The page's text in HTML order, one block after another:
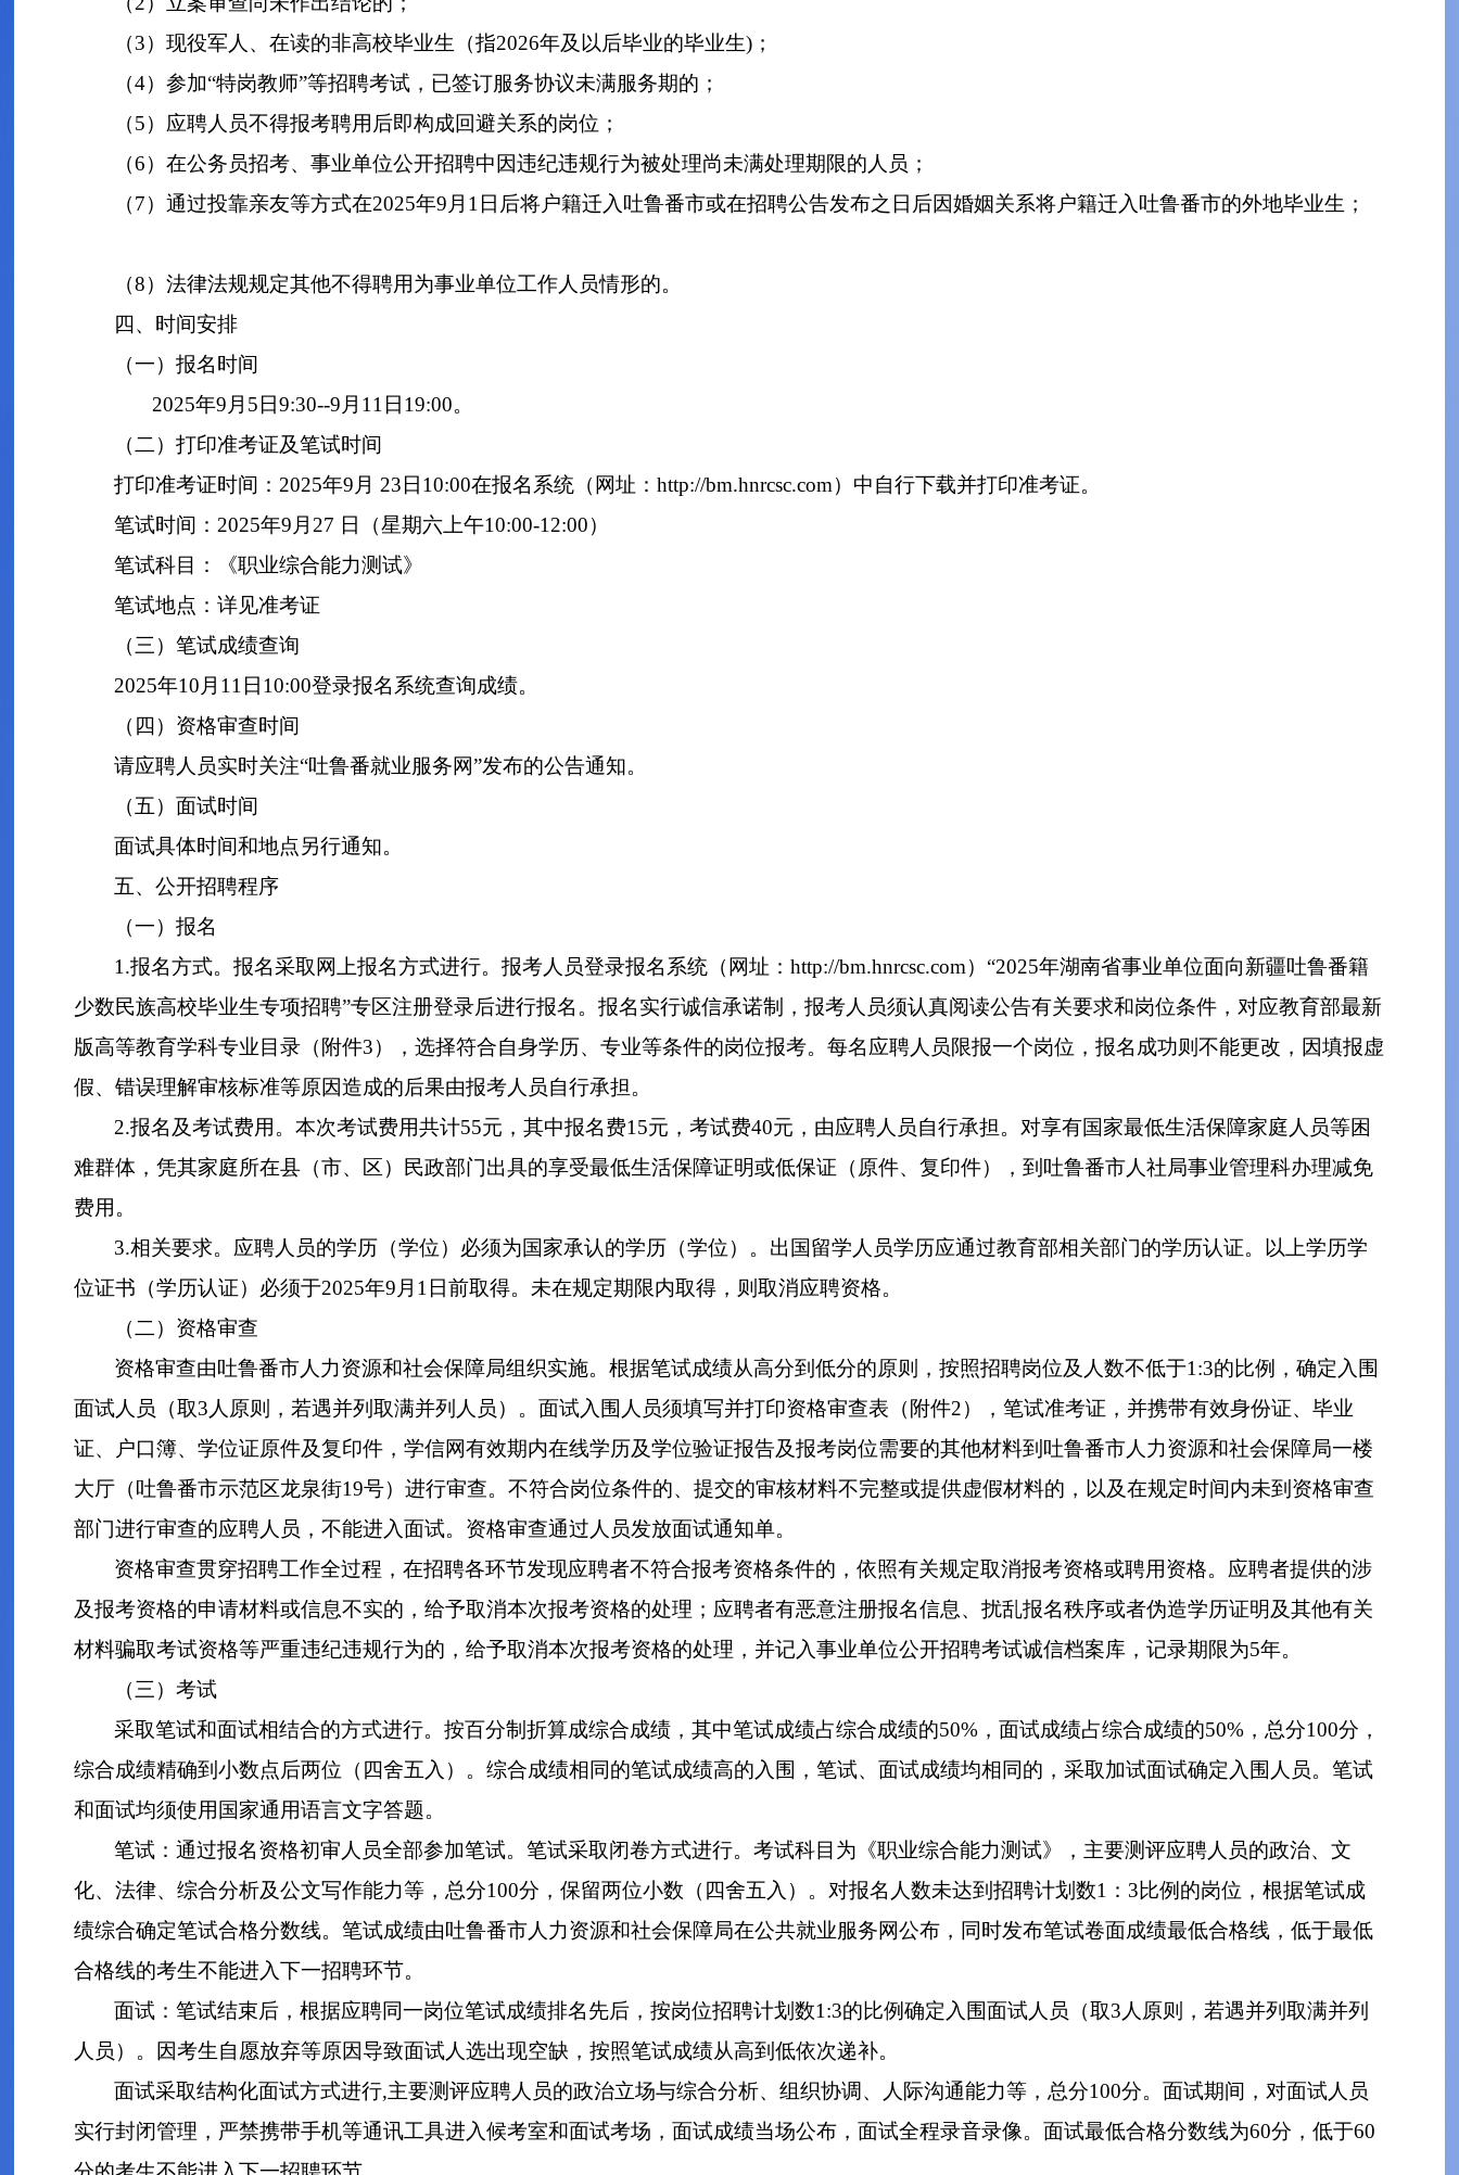
（3）现役军人、在读的非高校毕业生（指2026年及以后毕业的毕业生)；
（4）参加“特岗教师”等招聘考试，已签订服务协议未满服务期的；
（5）应聘人员不得报考聘用后即构成回避关系的岗位；
（6）在公务员招考、事业单位公开招聘中因违纪违规行为被处理尚未满处理期限的人员；
（7）通过投靠亲友等方式在2025年9月1日后将户籍迁入吐鲁番市或在招聘公告发布之日后因婚姻关系将户籍迁入吐鲁番市的外地毕业生；
（8）法律法规规定其他不得聘用为事业单位工作人员情形的。
四、时间安排
（一）报名时间
2025年9月5日9:30--9月11日19:00。
（二）打印准考证及笔试时间
打印准考证时间：2025年9月 23日10:00在报名系统（网址：http://bm.hnrcsc.com）中自行下载并打印准考证。
笔试时间：2025年9月27 日（星期六上午10:00-12:00）
笔试科目：《职业综合能力测试》
笔试地点：详见准考证
（三）笔试成绩查询
2025年10月11日10:00登录报名系统查询成绩。
（四）资格审查时间
请应聘人员实时关注“吐鲁番就业服务网”发布的公告通知。
（五）面试时间
面试具体时间和地点另行通知。
五、公开招聘程序
（一）报名
1.报名方式。报名采取网上报名方式进行。报考人员登录报名系统（网址：http://bm.hnrcsc.com）“2025年湖南省事业单位面向新疆吐鲁番籍
少数民族高校毕业生专项招聘”专区注册登录后进行报名。报名实行诚信承诺制，报考人员须认真阅读公告有关要求和岗位条件，对应教育部最新
版高等教育学科专业目录（附件3），选择符合自身学历、专业等条件的岗位报考。每名应聘人员限报一个岗位，报名成功则不能更改，因填报虚
假、错误理解审核标准等原因造成的后果由报考人员自行承担。
2.报名及考试费用。本次考试费用共计55元，其中报名费15元，考试费40元，由应聘人员自行承担。对享有国家最低生活保障家庭人员等困
难群体，凭其家庭所在县（市、区）民政部门出具的享受最低生活保障证明或低保证（原件、复印件），到吐鲁番市人社局事业管理科办理减免
费用。
3.相关要求。应聘人员的学历（学位）必须为国家承认的学历（学位）。出国留学人员学历应通过教育部相关部门的学历认证。以上学历学
位证书（学历认证）必须于2025年9月1日前取得。未在规定期限内取得，则取消应聘资格。
（二）资格审查
资格审查由吐鲁番市人力资源和社会保障局组织实施。根据笔试成绩从高分到低分的原则，按照招聘岗位及人数不低于1:3的比例，确定入围
面试人员（取3人原则，若遇并列取满并列人员）。面试入围人员须填写并打印资格审查表（附件2），笔试准考证，并携带有效身份证、毕业
证、户口簿、学位证原件及复印件，学信网有效期内在线学历及学位验证报告及报考岗位需要的其他材料到吐鲁番市人力资源和社会保障局一楼
大厅（吐鲁番市示范区龙泉街19号）进行审查。不符合岗位条件的、提交的审核材料不完整或提供虚假材料的，以及在规定时间内未到资格审查
部门进行审查的应聘人员，不能进入面试。资格审查通过人员发放面试通知单。
资格审查贯穿招聘工作全过程，在招聘各环节发现应聘者不符合报考资格条件的，依照有关规定取消报考资格或聘用资格。应聘者提供的涉
及报考资格的申请材料或信息不实的，给予取消本次报考资格的处理；应聘者有恶意注册报名信息、扰乱报名秩序或者伪造学历证明及其他有关
材料骗取考试资格等严重违纪违规行为的，给予取消本次报考资格的处理，并记入事业单位公开招聘考试诚信档案库，记录期限为5年。
（三）考试
采取笔试和面试相结合的方式进行。按百分制折算成综合成绩，其中笔试成绩占综合成绩的50%，面试成绩占综合成绩的50%，总分100分，
综合成绩精确到小数点后两位（四舍五入）。综合成绩相同的笔试成绩高的入围，笔试、面试成绩均相同的，采取加试面试确定入围人员。笔试
和面试均须使用国家通用语言文字答题。
笔试：通过报名资格初审人员全部参加笔试。笔试采取闭卷方式进行。考试科目为《职业综合能力测试》，主要测评应聘人员的政治、文
化、法律、综合分析及公文写作能力等，总分100分，保留两位小数（四舍五入）。对报名人数未达到招聘计划数1：3比例的岗位，根据笔试成
绩综合确定笔试合格分数线。笔试成绩由吐鲁番市人力资源和社会保障局在公共就业服务网公布，同时发布笔试卷面成绩最低合格线，低于最低
合格线的考生不能进入下一招聘环节。
面试：笔试结束后，根据应聘同一岗位笔试成绩排名先后，按岗位招聘计划数1:3的比例确定入围面试人员（取3人原则，若遇并列取满并列
人员）。因考生自愿放弃等原因导致面试人选出现空缺，按照笔试成绩从高到低依次递补。
面试采取结构化面试方式进行,主要测评应聘人员的政治立场与综合分析、组织协调、人际沟通能力等，总分100分。面试期间，对面试人员
实行封闭管理，严禁携带手机等通讯工具进入候考室和面试考场，面试成绩当场公布，面试全程录音录像。面试最低合格分数线为60分，低于60